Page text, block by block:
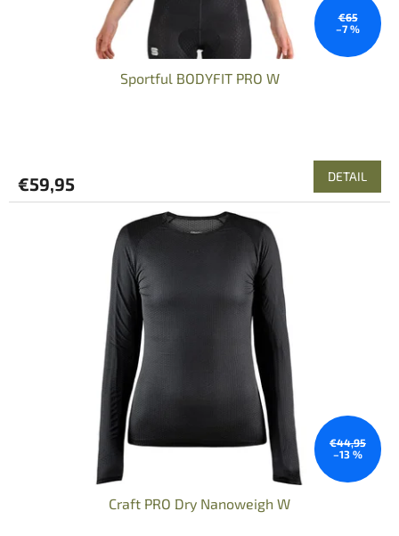
€65
–7 %
Sportful BODYFIT PRO W
€59,95 DETAIL
€44,95
–13 %
Craft PRO Dry Nanoweigh W